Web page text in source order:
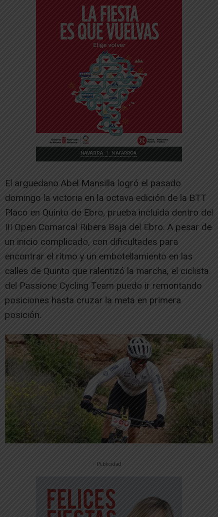
El arguedano Abel Mansilla logró el pasado
domingo la victoria en la octava edición de la BTT
Placo en Quinto de Ebro, prueba incluida dentro del
III Open Comarcal Ribera Baja del Ebro. A pesar de
un inicio complicado, con dificultades para
encontrar el ritmo y un embotellamiento en las
calles de Quinto que ralentizó la marcha, el ciclista
del Passione Cycling Team puedo ir remontando
posiciones hasta cruzar la meta en primera
posición.
-- Publicidad --